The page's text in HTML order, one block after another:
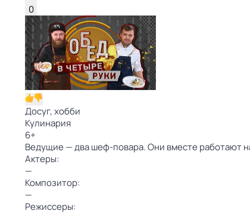
0
Досуг, хобби
Кулинария
6+
Ведущие — два шеф-повара. Они вместе работают
Актеры:
—
Композитор:
—
Режиссеры: